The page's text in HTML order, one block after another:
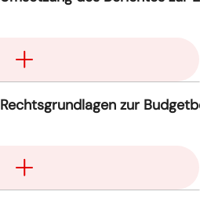
Rechtsgrundlagen zur